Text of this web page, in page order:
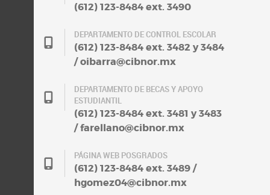
(612) 123-8484 ext. 3490
DEPARTAMENTO DE CONTROL ESCOLAR
(612) 123-8484 ext. 3482 y 3484
/ oibarra@cibnor.mx
DEPARTAMENTO DE BECAS Y APOYO
ESTUDIANTIL
(612) 123-8484 ext. 3481 y 3483
/ farellano@cibnor.mx
PÁGINA WEB POSGRADOS
(612) 123-8484 ext. 3489 /
hgomez04@cibnor.mx